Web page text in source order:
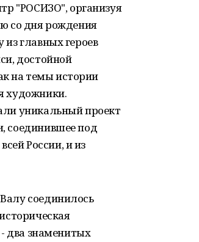
"РОСИЗО", организуя
со дня рождения
главных героев
достойной
на темы истории
художники.
уникальный проект
соединившее под
России, и из
соединилось
два знаменитых